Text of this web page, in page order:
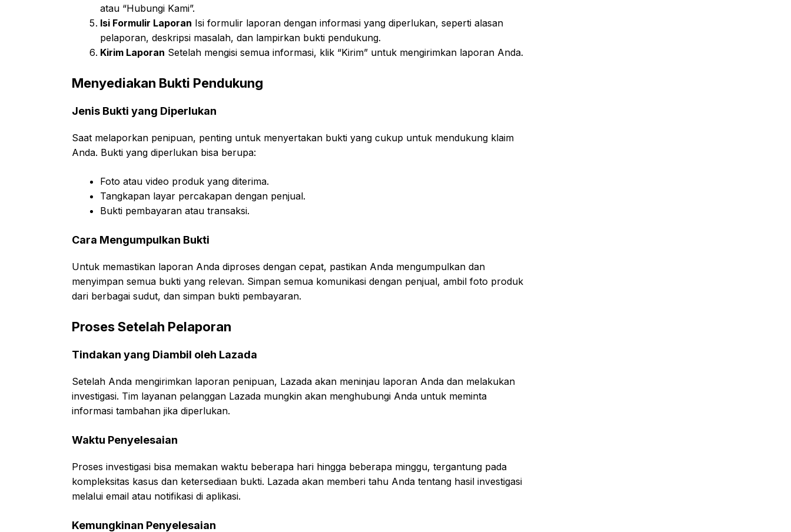
atau “Hubungi Kami”.
Isi Formulir Laporan Isi formulir laporan dengan informasi yang diperlukan, seperti alasan
pelaporan, deskripsi masalah, dan lampirkan bukti pendukung.
Kirim Laporan Setelah mengisi semua informasi, klik “Kirim” untuk mengirimkan laporan Anda.
Menyediakan Bukti Pendukung
Jenis Bukti yang Diperlukan
Saat melaporkan penipuan, penting untuk menyertakan bukti yang cukup untuk mendukung klaim
Anda. Bukti yang diperlukan bisa berupa:
Foto atau video produk yang diterima.
Tangkapan layar percakapan dengan penjual.
Bukti pembayaran atau transaksi.
Cara Mengumpulkan Bukti
Untuk memastikan laporan Anda diproses dengan cepat, pastikan Anda mengumpulkan dan
menyimpan semua bukti yang relevan. Simpan semua komunikasi dengan penjual, ambil foto produk
dari berbagai sudut, dan simpan bukti pembayaran.
Proses Setelah Pelaporan
Tindakan yang Diambil oleh Lazada
Setelah Anda mengirimkan laporan penipuan, Lazada akan meninjau laporan Anda dan melakukan
investigasi. Tim layanan pelanggan Lazada mungkin akan menghubungi Anda untuk meminta
informasi tambahan jika diperlukan.
Waktu Penyelesaian
Proses investigasi bisa memakan waktu beberapa hari hingga beberapa minggu, tergantung pada
kompleksitas kasus dan ketersediaan bukti. Lazada akan memberi tahu Anda tentang hasil investigasi
melalui email atau notifikasi di aplikasi.
Kemungkinan Penyelesaian